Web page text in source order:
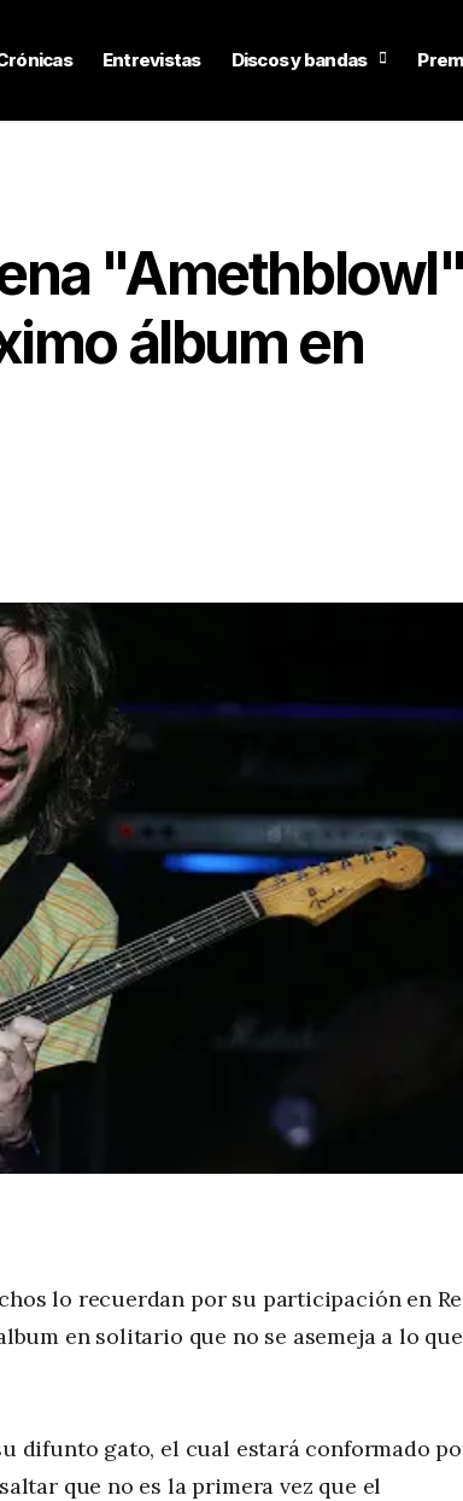
Entrevistas Discos y bandas
álbum en
lo recuerdan por su participación en
en solitario que no se asemeja a lo que
difunto gato, el cual estará conformado
que no es la primera vez que el